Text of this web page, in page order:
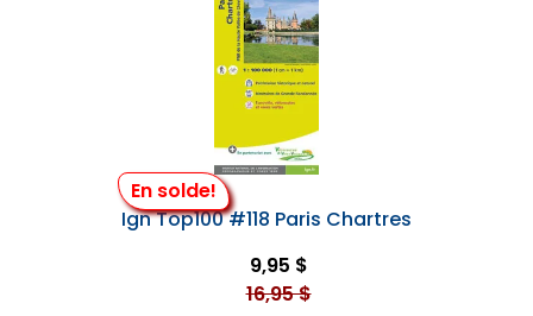
En solde!
Ign Top100 #118 Paris Chartres
9,95 $
16,95 $